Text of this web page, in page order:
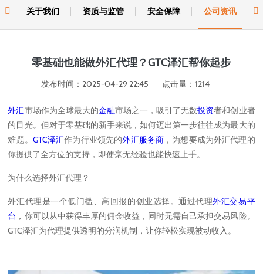
关于我们 资质与监管 安全保障 公司资讯
 
零基础也能做外汇代理？GTC泽汇帮你起步
发布时间：2025-04-29 22:45 点击量：1214
外汇市场作为全球最大的金融市场之一，吸引了无数投资者和创业者
的目光。但对于零基础的新手来说，如何迈出第一步往往成为最大的
难题。 GTC泽汇作为行业领先的外汇服务商 ，为想要成为外汇代理的
你提供了全方位的支持，即使毫无经验也能快速上手。
为什么选择外汇代理？
外汇代理是一个低门槛、高回报的创业选择。通过代理外汇交易平
台 ，你可以从中获得丰厚的佣金收益，同时无需自己承担交易风险。
GTC泽汇为代理提供透明的分润机制，让你轻松实现被动收入。